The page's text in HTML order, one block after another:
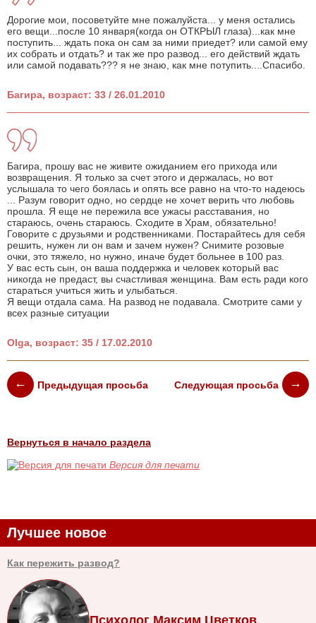
Дорогие мои, посоветуйте мне пожалуйста... у меня остались
его вещи...после 10 января(когда он ОТКРЫЛ глаза)...как мне
поступить... ждать пока он сам за ними приедет? или самой ему
их собрать и отдать? и так же про развод... его действий ждать
или самой подавать??? я не знаю, как мне потупить....Спасибо.
Багира, возраст: 33 / 26.01.2010
Багира, прошу вас не живите ожиданием его прихода или
возвращения. Я только за счет этого и держалась, но вот
услышала то чего боялась и опять все равно на что-то надеюсь
... Разум говорит одно, но сердце не хочет верить что любовь
прошла. Я еще не пережила все ужасы расставания, но
стараюсь, очень стараюсь. Сходите в Храм, обязательно!
Говорите с друзьями и родственниками. Постарайтесь для себя
решить, нужен ли он вам и зачем нужен? Снимите розовые
очки, это тяжело, но нужно, иначе будет больнее в 100 раз.
У вас есть сын, он ваша поддержка и человек который вас
никогда не предаст, вы счастливая женщина. Вам есть ради кого
стараться учиться жить и улыбаться.
Я вещи отдала сама. На развод не подавала. Смотрите сами у
всех разные ситуации
Olga, возраст: 35 / 17.02.2010
Предыдущая просьба Следующая просьба
Вернуться в начало раздела
Версия для печати
Лучшее новое
Как пережить развод?